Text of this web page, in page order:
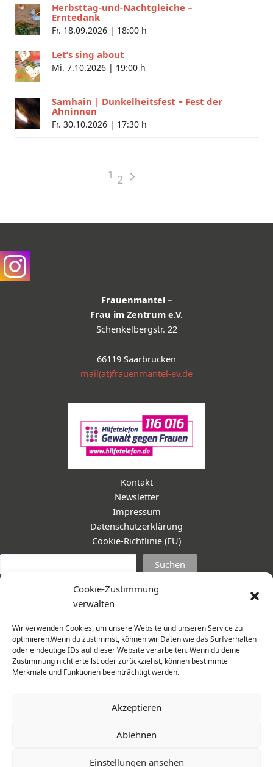
Cookie-Zustimmung
verwalten
Wir verwenden Cookies, um unsere Website und unseren Service zu
optimieren.Wenn du zustimmst, können wir Daten wie das Surfverhalten
oder eindeutige IDs auf dieser Website verarbeiten. Wenn du deine
Zustimmung nicht erteilst oder zurückziehst, können bestimmte
Merkmale und Funktionen beeinträchtigt werden.
Akzeptieren
Ablehnen
Einstellungen ansehen
Herbsttag-und-Nachtgleiche –
Erntedank
Fr. 18.09.2026 | 18:00 h
Let’s sing about
Mi. 7.10.2026 | 19:00 h
Samhain | Dunkelheitsfest − Fest der
Ahninnen
Fr. 30.10.2026 | 17:30 h
1 2
Frauenmantel –
Frau im Zentrum e.V.
Schenkelbergstr. 22
66119 Saarbrücken
mail(at)frauenmantel-ev.de
Kontakt
Newsletter
Impressum
Datenschutzerklärung
Cookie-Richtlinie (EU)
Suchen